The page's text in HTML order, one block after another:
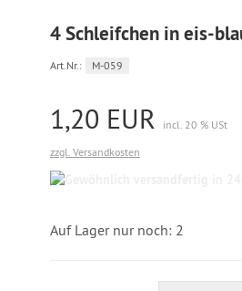
4 Schleifchen in eis-
Art.Nr.: M-059
1,20 EUR
incl. 20 % USt
zzgl. Versandkosten
Auf Lager nur noch: 2